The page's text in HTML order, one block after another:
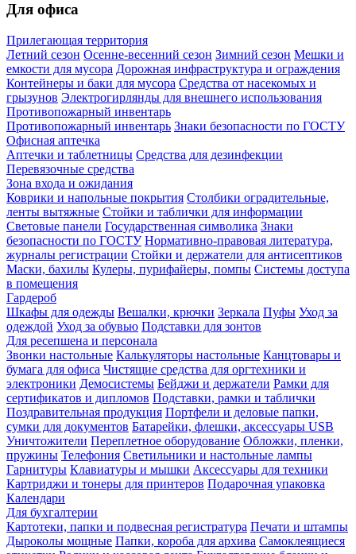
Для офиса
Прилегающая территория
Летний сезон Осенне-весенний сезон Зимний сезон Мешки и
емкости для мусора Дорожная инфраструктура и ограждения
Контейнеры и баки для мусора Средства от насекомых и
грызунов Электрогирлянды для внешнего использования
Противопожарный инвентарь
Противопожарный инвентарь Знаки безопасности по ГОСТУ
Офисная аптечка
Аптечки и таблетницы Средства для дезинфекции
Перевязочные средства
Зона входа и ожидания
Коврики и напольные покрытия Столбики оградительные,
ленты вытяжные Стойки и таблички для информации
Световые панели Государственная символика Знаки
безопасности по ГОСТУ Нормативно-правовая литература,
журналы регистрации Стойки и держатели для антисептиков
Маски, бахилы Кулеры, пурифайеры, помпы Системы доступа
в помещения
Гардероб
Шкафы для одежды Вешалки, крючки Зеркала Пуфы Уход за
одеждой Уход за обувью Подставки для зонтов
Для ресепшена и персонала
Звонки настольные Калькуляторы настольные Канцтовары и
бумага для офиса Чистящие средства для оргтехники и
электроники Демосистемы Бейджи и держатели Рамки для
сертификатов и дипломов Подставки, рамки и таблички
Поздравительная продукция Портфели и деловые папки,
сумки для документов Батарейки, флешки, аксессуары USB
Уничтожители Переплетное оборудование Обложки, пленки,
пружины Телефония Светильники и настольные лампы
Гарнитуры Клавиатуры и мышки Аксессуары для техники
Картриджи и тонеры для принтеров Подарочная упаковка
Календари
Для бухгалтерии
Картотеки, папки и подвесная регистратура Печати и штампы
Дыроколы мощные Папки, короба для архива Самоклеящиеся